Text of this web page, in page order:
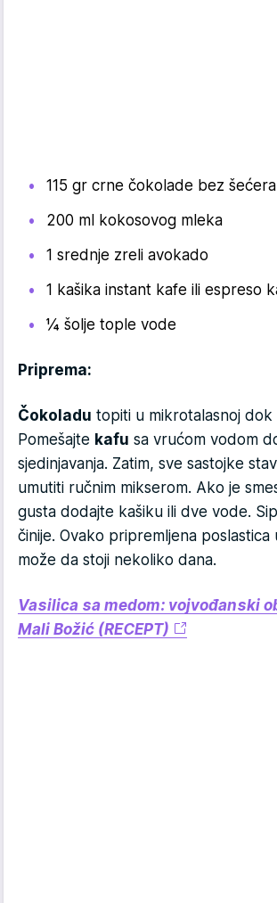
115 gr crne čokolade bez šećera
200 ml kokosovog mleka
1 srednje zreli avokado
1 kašika instant kafe ili espreso
¼ šolje tople vode
Priprema:
Čokoladu topiti u mikrotalasnoj dok
Pomešajte kafu sa vrućom vodom
sjedinjavanja. Zatim, sve sastojke
umutiti ručnim mikserom. Ako je
gusta dodajte kašiku ili dve vode.
činije. Ovako pripremljena
može da stoji nekoliko dana.
Vasilica sa medom: vojvođanski
Mali Božić (RECEPT)